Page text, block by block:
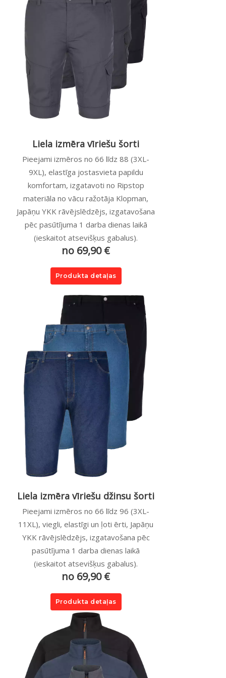
Liela izmēra vīriešu šorti
Pieejami izmēros no 66 līdz 88 (3XL-
9XL), elastīga jostasvieta papildu
komfortam, izgatavoti no Ripstop
materiāla no vācu ražotāja Klopman,
Japāņu YKK rāvējslēdzējs, izgatavošana
pēc pasūtījuma 1 darba dienas laikā
(ieskaitot atsevišķus gabalus).
no 69,90 €
Produkta detaļas
Liela izmēra vīriešu džinsu šorti
Pieejami izmēros no 66 līdz 96 (3XL-
11XL), viegli, elastīgi un ļoti ērti, Japāņu
YKK rāvējslēdzējs, izgatavošana pēc
pasūtījuma 1 darba dienas laikā
(ieskaitot atsevišķus gabalus).
no 69,90 €
Produkta detaļas